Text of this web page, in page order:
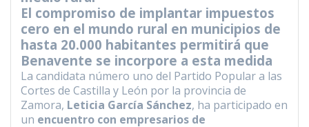
o
k
r
p
p
a
m
n
k
El compromiso de implantar impuestos
cero en el mundo rural en municipios de
hasta 20.000 habitantes permitirá que
Benavente se incorpore a esta medida
La candidata número uno del Partido Popular a las
Cortes de Castilla y León por la provincia de
Zamora, Leticia García Sánchez, ha participado en
un encuentro con empresarios de